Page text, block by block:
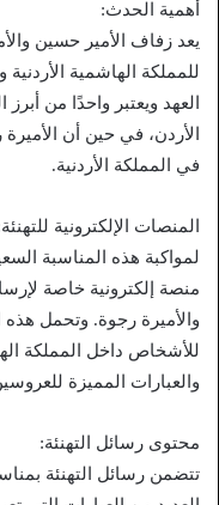
أهمية الحدث:
يعد زفاف الأمير حسين
للمملكة الهاشمية
العهد ويعتبر واحدًا من
الأردن، في حين أن
في المملكة الأردنية.
المنصات الإلكترونية
لمواكبة هذه المناسبة
منصة إلكترونية خاصة
والأميرة رجوة. وتحمل هذه
للأشخاص داخل المملكة
والعبارات المميزة
محتوى رسائل التهنئة:
تتضمن رسائل التهنئة